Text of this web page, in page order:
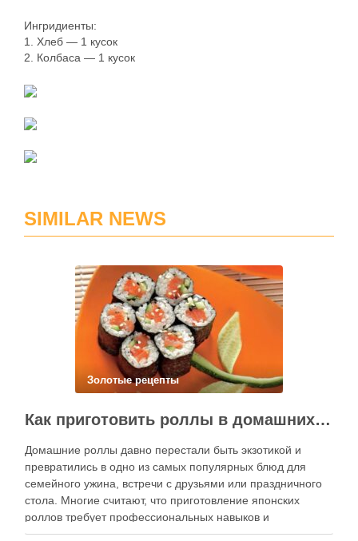
Ингридиенты:
1. Хлеб — 1 кусок
2. Колбаса — 1 кусок
SIMILAR NEWS
Золотые рецепты
Как приготовить роллы в домашних условиях?
Домашние роллы давно перестали быть экзотикой и
превратились в одно из самых популярных блюд для
семейного ужина, встречи с друзьями или праздничного
стола. Многие считают, что приготовление японских
роллов требует профессиональных навыков и
специального оборудования, однако на практике сделать